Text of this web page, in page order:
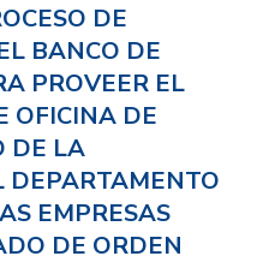
DE
BANCO DE
PROVEER EL
OFICINA DE
DE LA
DEPARTAMENTO
EMPRESAS
DE ORDEN